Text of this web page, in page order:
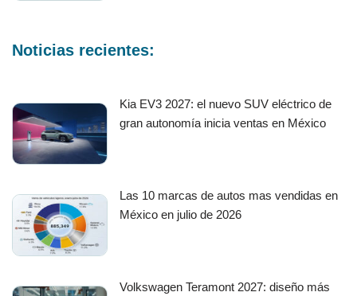
Noticias recientes:
Kia EV3 2027: el nuevo SUV eléctrico de
gran autonomía inicia ventas en México
Las 10 marcas de autos mas vendidas en
México en julio de 2026
Volkswagen Teramont 2027: diseño más